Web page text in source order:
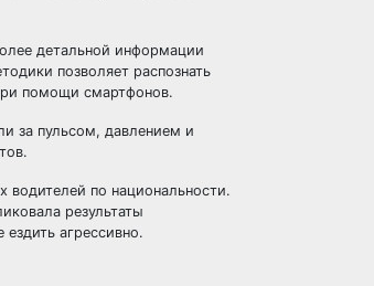
детальной информации
позволяет распознать
помощи смартфонов.
за пульсом, давлением и
водителей по национальности.
результаты
агрессивно.